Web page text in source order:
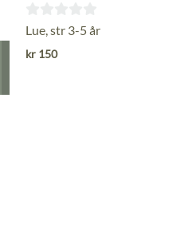
0
ut
Lue, str 3-5 år
kr 150